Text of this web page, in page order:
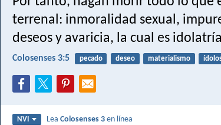
terrenal: inmoralidad sexual,
deseos y avaricia, la cual es
Colosenses 3:5 pecado deseo materialismo
NVI LeaColosenses 3 en línea